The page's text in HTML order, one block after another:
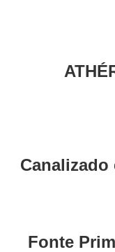
Canalizado
Fonte